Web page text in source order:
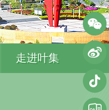
走进叶集